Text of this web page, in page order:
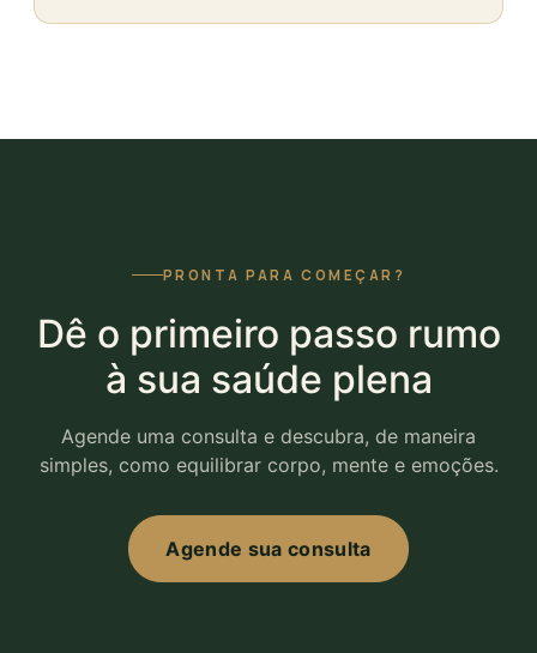
PRONTA PARA COMEÇAR?
Dê o primeiro passo rumo
à sua saúde plena
Agende uma consulta e descubra, de maneira
simples, como equilibrar corpo, mente e emoções.
Agende sua consulta